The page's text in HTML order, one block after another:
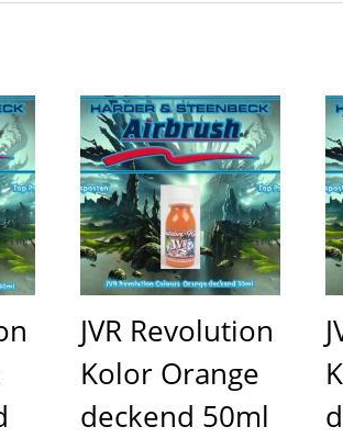
JVR Revolution
Kolor Orange
deckend 50ml